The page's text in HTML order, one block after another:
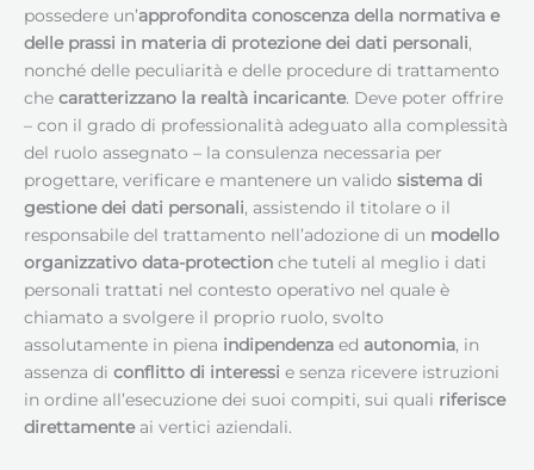
possedere un’approfondita conoscenza della normativa e
delle prassi in materia di protezione dei dati personali,
nonché delle peculiarità e delle procedure di trattamento
che caratterizzano la realtà incaricante. Deve poter offrire
– con il grado di professionalità adeguato alla complessità
del ruolo assegnato – la consulenza necessaria per
progettare, verificare e mantenere un valido sistema di
gestione dei dati personali, assistendo il titolare o il
responsabile del trattamento nell’adozione di un modello
organizzativo data-protection che tuteli al meglio i dati
personali trattati nel contesto operativo nel quale è
chiamato a svolgere il proprio ruolo, svolto
assolutamente in piena indipendenza ed autonomia, in
assenza di conflitto di interessi e senza ricevere istruzioni
in ordine all’esecuzione dei suoi compiti, sui quali riferisce
direttamenteai vertici aziendali.